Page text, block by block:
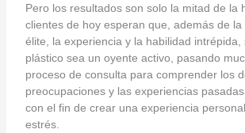
Pero los resultados son solo la mitad de la
clientes de hoy esperan que, además de la
élite, la experiencia y la habilidad intrépida,
plástico sea un oyente activo, pasando
proceso de consulta para comprender los
preocupaciones y las experiencias
con el fin de crear una experiencia
estrés.